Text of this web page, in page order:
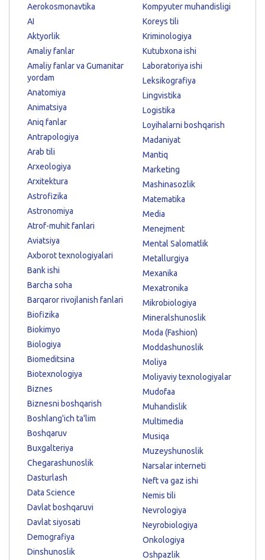
Aerokosmonavtika
AI
Aktyorlik
Amaliy fanlar
Amaliy fanlar va Gumanitar
yordam
Anatomiya
Animatsiya
Aniq fanlar
Antrapologiya
Arab tili
Arxeologiya
Arxitektura
Astrofizika
Astronomiya
Atrof-muhit fanlari
Aviatsiya
Axborot texnologiyalari
Bank ishi
Barcha soha
Barqaror rivojlanish fanlari
Biofizika
Biokimyo
Biologiya
Biomeditsina
Biotexnologiya
Biznes
Biznesni boshqarish
Boshlang'ich ta'lim
Boshqaruv
Buxgalteriya
Chegarashunoslik
Dasturlash
Data Science
Davlat boshqaruvi
Davlat siyosati
Demografiya
Dinshunoslik
Kompyuter muhandisligi
Koreys tili
Kriminologiya
Kutubxona ishi
Laboratoriya ishi
Leksikografiya
Lingvistika
Logistika
Loyihalarni boshqarish
Madaniyat
Mantiq
Marketing
Mashinasozlik
Matematika
Media
Menejment
Mental Salomatlik
Metallurgiya
Mexanika
Mexatronika
Mikrobiologiya
Mineralshunoslik
Moda (Fashion)
Moddashunoslik
Moliya
Moliyaviy texnologiyalar
Mudofaa
Muhandislik
Multimedia
Musiqa
Muzeyshunoslik
Narsalar interneti
Neft va gaz ishi
Nemis tili
Nevrologiya
Neyrobiologiya
Onkologiya
Oshpazlik